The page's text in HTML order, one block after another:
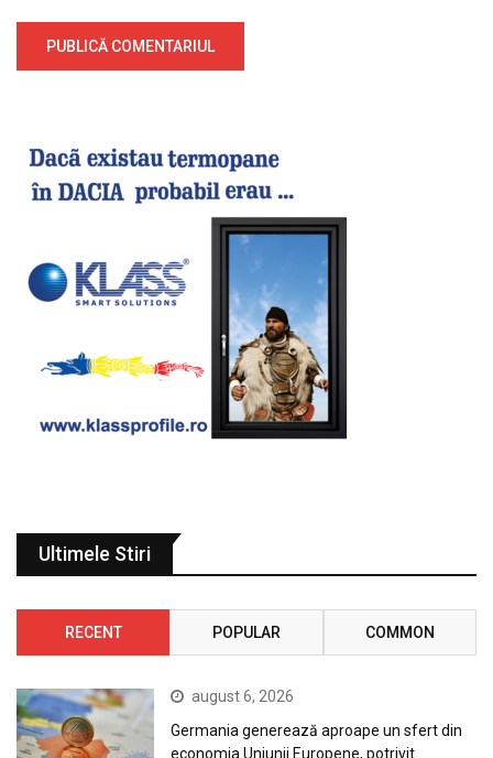
Ultimele Stiri
RECENT POPULAR COMMON
august 6, 2026
Germania generează aproape un sfert din
economia Uniunii Europene, potrivit